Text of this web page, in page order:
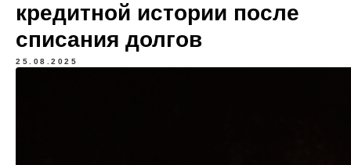
кредитной истории после
списания долгов
25.08.2025